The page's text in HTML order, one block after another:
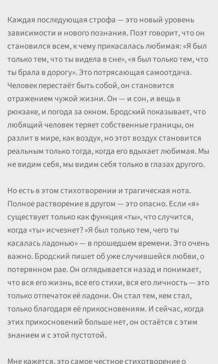
Каждая последующая строфа — это новый уровень
зависимости и нового познания. Поэт говорит, что он
становился всем, к чему прикасалась любимая: «Я был
только тем, что ты видела в сне», «я был только тем, что
ты брала в дорогу». Это потрясающая самоотдача.
Человек перестаёт быть собой, он становится
отражением чужой жизни. Он — и сон, и вещь в
рюкзаке, и погода за окном. Бродский показывает, что
любящий человек теряет собственные границы, он
разлит в мире, как воздух, но этот воздух становится
реальным только тогда, когда его вдыхает любимая. Мы
не видим себя, мы видим себя только в глазах другого.
Но есть в этом стихотворении и трагическая нота.
Полное растворение в другом — это опасно. Если «я»
существует только как функция «ты», что случится,
когда «ты» исчезнет? «Я был только тем, чего ты
касалась ладонью» — в прошедшем времени. Это очень
важно. Бродский пишет об уже случившейся любви, о
потерянном рае. Он оглядывается назад и понимает,
что вся его жизнь, все его стихи, вся его личность — это
только отпечаток её ладони. Он стал тем, кем стал,
только благодаря её прикосновениям. И сейчас, когда
этих прикосновений больше нет, он остаётся с этим
знанием и с этой пустотой.
Мне кажется, это самое честное стихотворение о